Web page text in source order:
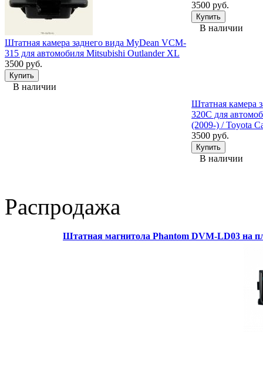
Штатная камера заднего вида MyDean VCM-
315 для автомобиля Mitsubishi Outlander XL
3500 руб.
В наличии
3500 руб.
В наличии
Штатная камера
320C для
(2009-) / Toyota
3500 руб.
В наличии
Распродажа
Штатная магнитола Phantom DVM-LD03 на